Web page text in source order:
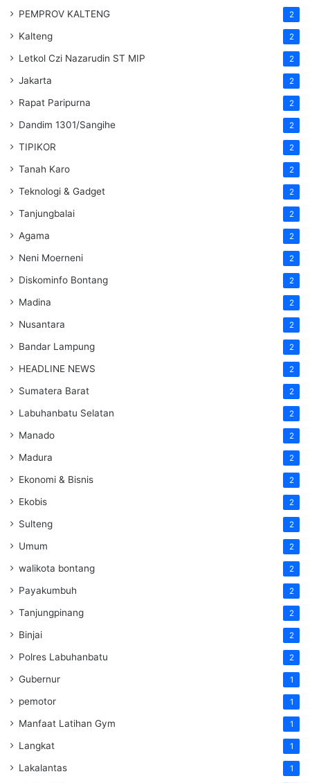
PEMPROV KALTENG 2
Kalteng 2
Letkol Czi Nazarudin ST MIP 2
Jakarta 2
Rapat Paripurna 2
Dandim 1301/Sangihe 2
TIPIKOR 2
Tanah Karo 2
Teknologi & Gadget 2
Tanjungbalai 2
Agama 2
Neni Moerneni 2
Diskominfo Bontang 2
Madina 2
Nusantara 2
Bandar Lampung 2
HEADLINE NEWS 2
Sumatera Barat 2
Labuhanbatu Selatan 2
Manado 2
Madura 2
Ekonomi & Bisnis 2
Ekobis 2
Sulteng 2
Umum 2
walikota bontang 2
Payakumbuh 2
Tanjungpinang 2
Binjai 2
Polres Labuhanbatu 2
Gubernur 1
pemotor 1
Manfaat Latihan Gym 1
Langkat 1
Lakalantas 1